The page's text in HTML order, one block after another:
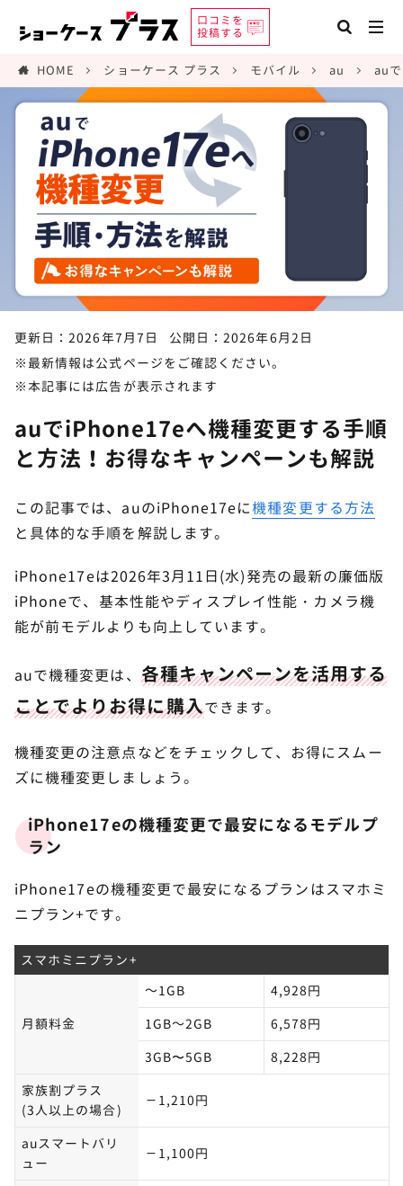
口コミを
投稿する
HOME ショーケース プラス モバイル au au
更新日：2026年7月7日
公開日：2026年6月2日
※最新情報は公式ページをご確認ください。
※本記事には広告が表示されます
auでiPhone17eへ機種変更する手順
と方法！お得なキャンペーンも解説
この記事では、auのiPhone17eに機種変更する方法
と具体的な手順を解説します。
iPhone17eは2026年3月11日(水)発売の最新の廉価版
iPhoneで、基本性能やディスプレイ性能・カメラ機
能が前モデルよりも向上しています。
auで機種変更は、 各種キャンペーンを活用する
ことでよりお得に購入できます。
機種変更の注意点などをチェックして、お得にスムー
ズに機種変更しましょう。
iPhone17eの機種変更で最安になるモデルプ
ラン
iPhone17eの機種変更で最安になるプランはスマホミ
ニプラン+です。
スマホミニプラン+
月額料金
～1GB
4,928円
1GB～2GB
6,578円
3GB〜5GB
8,228円
家族割プラス
(3人以上の場合)
－1,210円
auスマートバリ
ュー
－1,100円